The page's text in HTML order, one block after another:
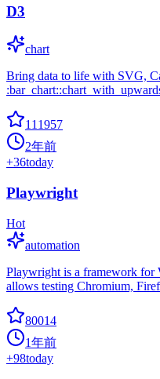
D3
chart
Bring data to life with SVG,
111957
2年前
+36today
Playwright
Hot
automation
Playwright is a framework for
allows testing Chromium,
80014
1年前
+98today